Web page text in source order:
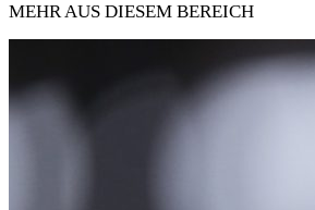
MEHR AUS DIESEM BEREICH